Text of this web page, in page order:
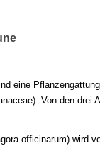
eine
Von den drei
officinarum) wird